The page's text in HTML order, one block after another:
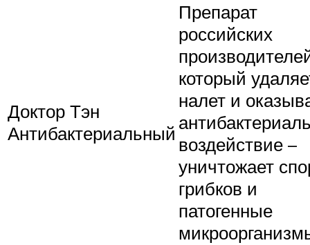
Доктор Тэн
Антибактериальный
Препарат
российских
который
налет и
воздействие –
уничтожает
грибков и
патогенные